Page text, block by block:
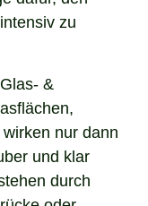
zu
&
nur dann
und klar
durch
oder